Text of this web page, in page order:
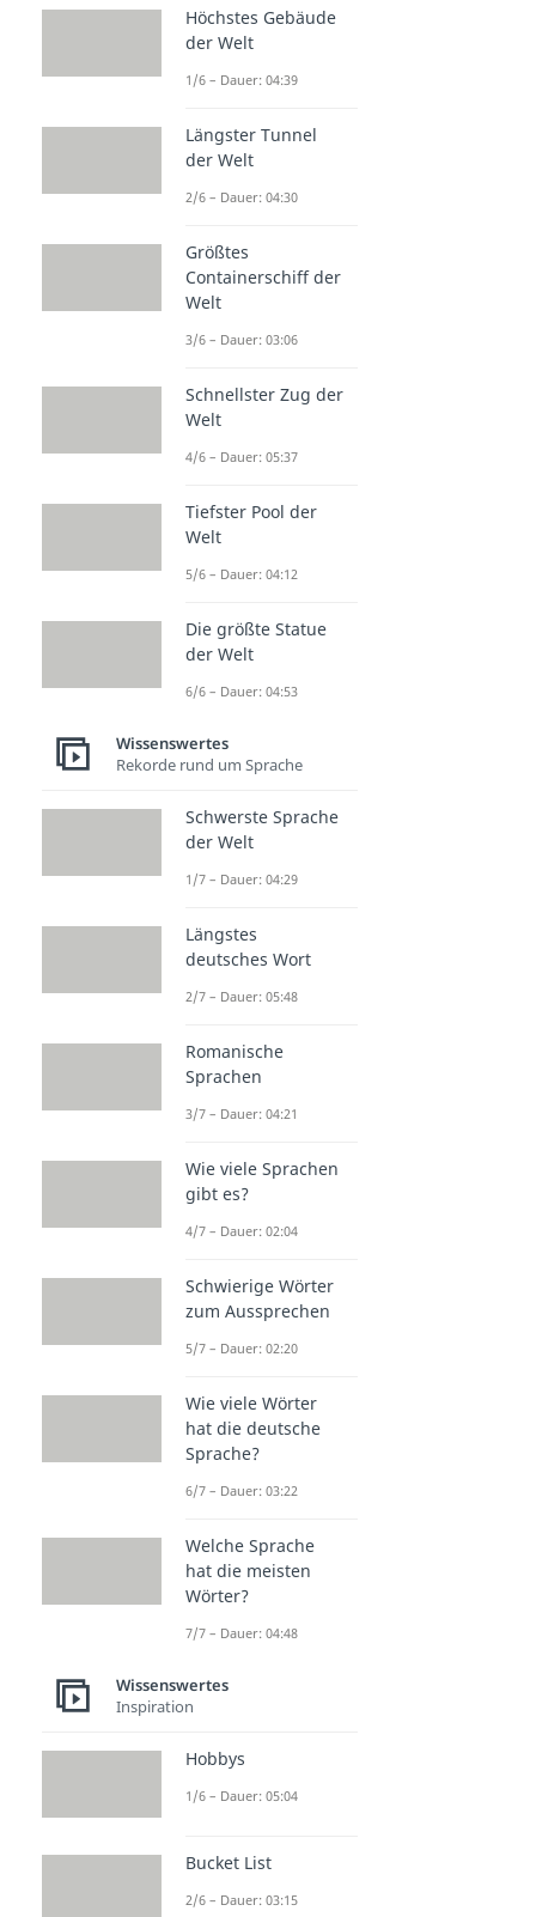
Höchstes Gebäude
der Welt
1/6 – Dauer: 04:39
Längster Tunnel
der Welt
2/6 – Dauer: 04:30
Größtes
Containerschiff der
Welt
3/6 – Dauer: 03:06
Schnellster Zug der
Welt
4/6 – Dauer: 05:37
Tiefster Pool der
Welt
5/6 – Dauer: 04:12
Die größte Statue
der Welt
6/6 – Dauer: 04:53
Wissenswertes
Rekorde rund um Sprache
Schwerste Sprache
der Welt
1/7 – Dauer: 04:29
Längstes
deutsches Wort
2/7 – Dauer: 05:48
Romanische
Sprachen
3/7 – Dauer: 04:21
Wie viele Sprachen
gibt es?
4/7 – Dauer: 02:04
Schwierige Wörter
zum Aussprechen
5/7 – Dauer: 02:20
Wie viele Wörter
hat die deutsche
Sprache?
6/7 – Dauer: 03:22
Welche Sprache
hat die meisten
Wörter?
7/7 – Dauer: 04:48
Wissenswertes
Inspiration
Hobbys
1/6 – Dauer: 05:04
Bucket List
2/6 – Dauer: 03:15